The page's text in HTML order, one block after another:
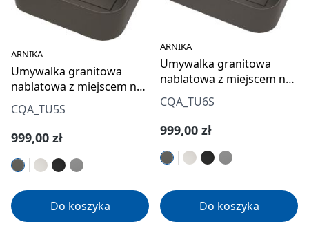
ARNIKA
Umywalka granitowa
nablatowa z miejscem na
baterię - z maskownicą
CQA_TU5S
Cena regularna:
999,00 zł
Do koszyka
ARNIKA
Umywalka granitowa
nablatowa z miejscem na
baterię - z maskownicą
CQA_TU6S
Cena regularna:
999,00 zł
Do koszyka